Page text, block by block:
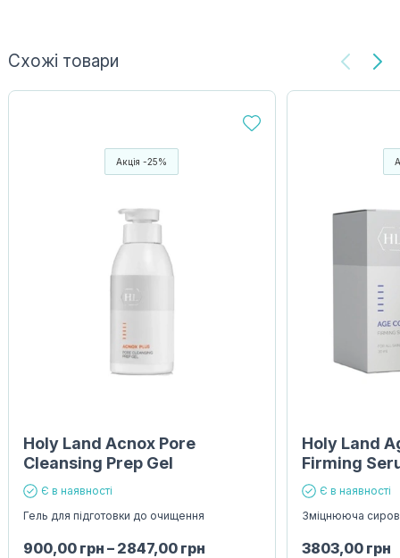
Схожі товари
Акція -25%
Holy Land Acnox Pore
Cleansing Prep Gel
Є в наявності
Гель для підготовки до очищення
900,00 грн – 2847,00 грн
Holy Land
Firming
Є в наявності
Зміцнююча
3803,00 грн